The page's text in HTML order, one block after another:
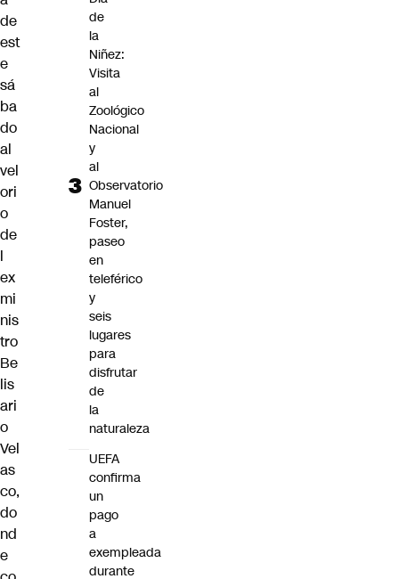
de
est
e
sá
ba
do
al
vel
ori
o
de
l
ex
mi
nis
tro
Be
lis
ari
o
Vel
as
co,
do
nd
e
de
la
Niñez:
Visita
al
Zoológico
Nacional
y
al
Observatorio
Manuel
Foster,
paseo
en
teleférico
y
seis
lugares
para
disfrutar
de
la
naturaleza
UEFA
confirma
un
pago
a
exempleada
durante